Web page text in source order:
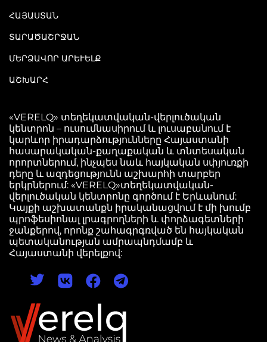
ՀԱՅԱՍՏԱՆ
ՏԱՐԱԾԱՇՐՋԱՆ
ՄԵՐՁԱՎՈՐ ԱՐԵՒԵԼՔ
ԱՇԽԱՐՀ
«VERELQ» տեղեկատվական-վերլուծական
կենտրոն – ուսումնասիրում և լուսաբանում է
կարևոր իրադարձությունները Հայաստանի
հասարակական-քաղաքական և տնտեսական
որորտներում, ինչպես նաև հայկական սփյուռքի
դերը և ազդեցությունն աշխարհի տարբեր
երկրներում: «VERELQ»տեղեկատվական-
վերլուծական կենտրոնը գործում է Երևանում:
Կայքի աշխատանքն իրականացվում է մի խումբ
պրոֆեսիոնալ լրագրողների և փորձագետների
ջանքերով, որոնք շահագրգռված են հայկական
պետականության ամրապնդմամբ և
Հայաստանի վերելքով: